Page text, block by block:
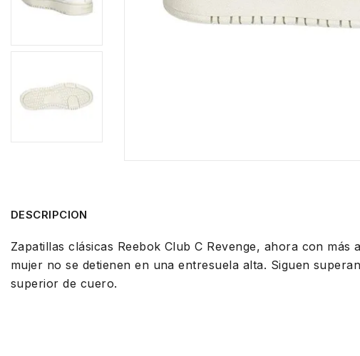
DESCRIPCION
Zapatillas clásicas Reebok Club C Revenge, ahora con más
mujer no se detienen en una entresuela alta. Siguen
superior de cuero.